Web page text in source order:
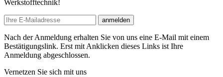
Werkstofftechnik!
E-mail
anmelden
Nach der Anmeldung erhalten Sie von uns eine E-Mail mit einem
Bestätigungslink. Erst mit Anklicken dieses Links ist Ihre
Anmeldung abgeschlossen.
Vernetzen Sie sich mit uns